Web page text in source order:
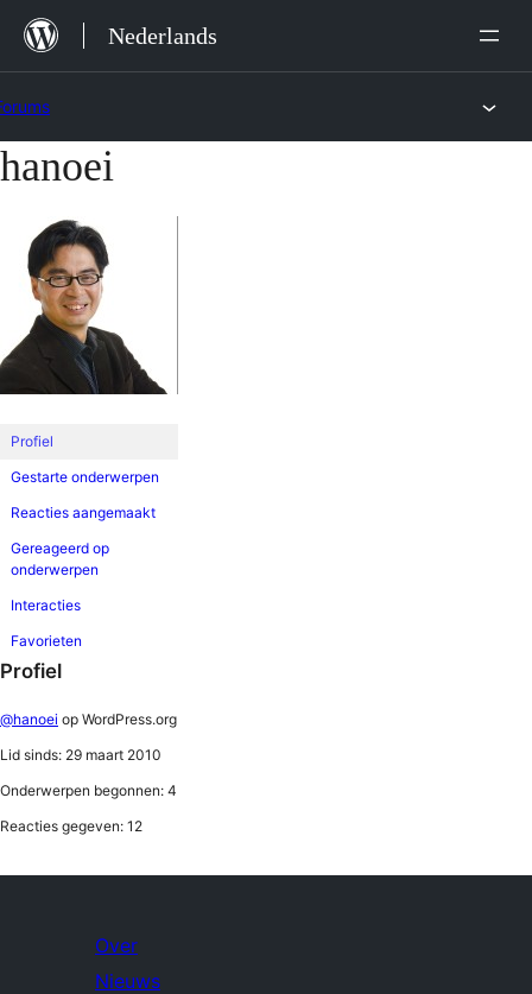
naar
Nederlands
Ga
inhoud
hanoei
Profiel
Gestarte onderwerpen
Reacties aangemaakt
Gereageerd op
onderwerpen
Interacties
Favorieten
Profiel
@hanoei op WordPress.org
Lid sinds: 29 maart 2010
Onderwerpen begonnen: 4
Reacties gegeven: 12
Over
Nieuws